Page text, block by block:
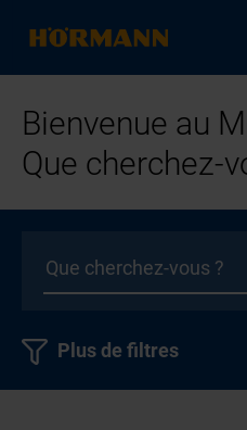
Bienvenue au
Que cherchez-
Plus de filtres